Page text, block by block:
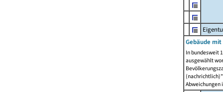
Gebäude
In bundesweit
ausgewählt
Abweichungen